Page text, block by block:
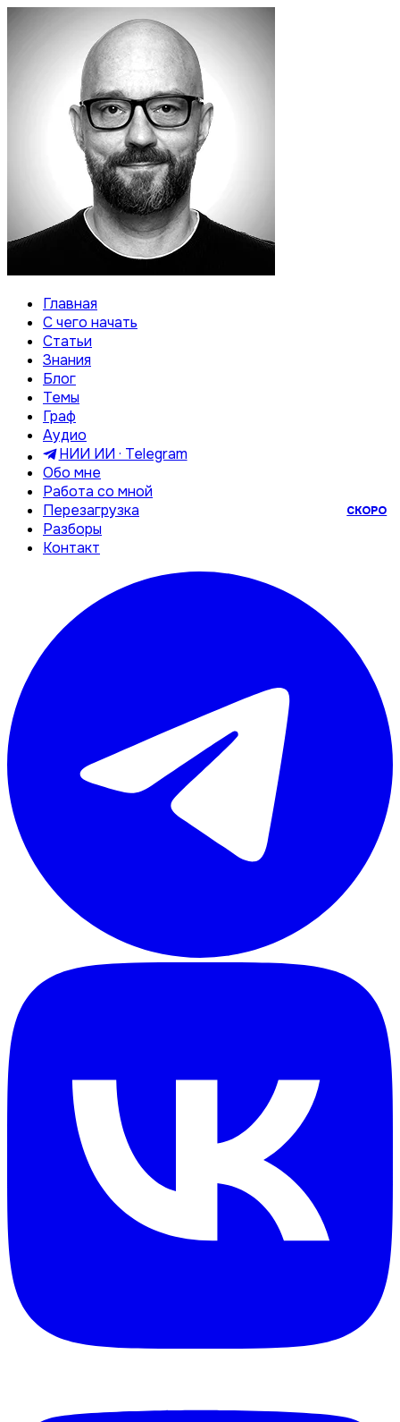
Главная
С чего начать
Статьи
Знания
Блог
Темы
Граф
Аудио
НИИ ИИ · Telegram
Обо мне
Работа со мной
Перезагрузка
СКОРО
Разборы
Контакт